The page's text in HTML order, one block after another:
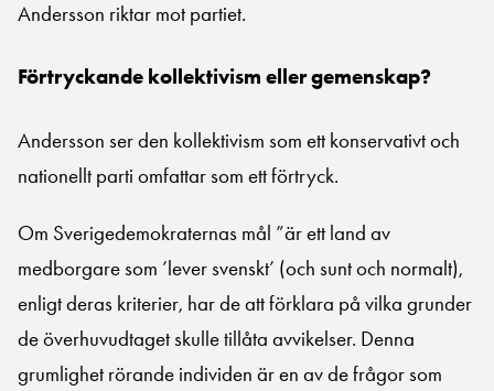
Andersson riktar mot partiet.
Förtryckande kollektivism eller gemenskap?
Andersson ser den kollektivism som ett konservativt och
nationellt parti omfattar som ett förtryck.
Om Sverigedemokraternas mål ”är ett land av
medborgare som ’lever svenskt’ (och sunt och normalt),
enligt deras kriterier, har de att förklara på vilka grunder
de överhuvudtaget skulle tillåta avvikelser. Denna
grumlighet rörande individen är en av de frågor som